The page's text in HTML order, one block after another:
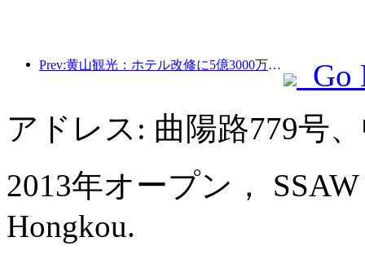
Prev:黄山観光：ホテル改修に5億3000万元を投資する計画
Go
アドレス: 曲陽路779号
2013年オープン，
Hongkou.